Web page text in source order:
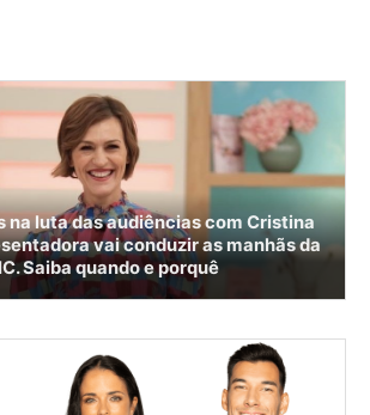
na luta das audiências com Cristina
vai conduzir as manhãs da
Saiba quando e porquê